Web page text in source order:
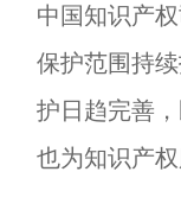
中国知识产
保护范围持
护日趋完善
也为知识产